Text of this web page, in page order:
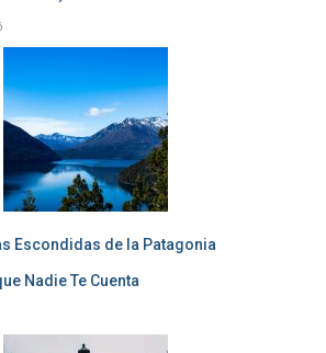
Escondidas de la Patagonia
Nadie Te Cuenta